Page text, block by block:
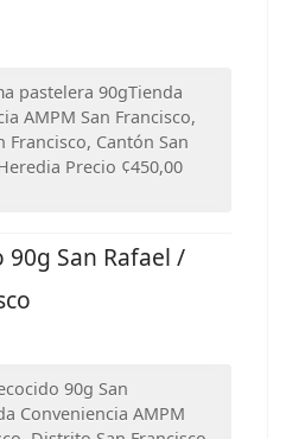
pastelera 90gTienda
AMPM San Francisco,
Francisco, Cantón San
Precio ¢450,00
San Rafael /
90g San
Conveniencia AMPM